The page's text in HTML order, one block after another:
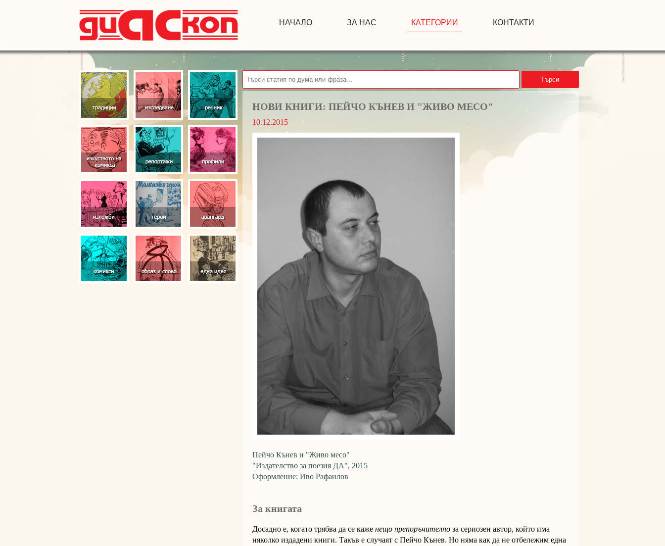
НАЧАЛО ЗА НАС КАТЕГОРИИ КОНТАКТИ
Търси
НОВИ КНИГИ: ПЕЙЧО КЪНЕВ И "ЖИВО МЕСО"
10.12.2015
Пейчо Кънев и "Живо месо"
"Издателство за поезия ДА", 2015
Оформление: Иво Рафаилов
За книгата
Досадно е, когато трябва да се каже нещо препоръчително за сериозен автор, който има
няколко издадени книги. Такъв е случаят с Пейчо Кънев. Но няма как да не отбележим една